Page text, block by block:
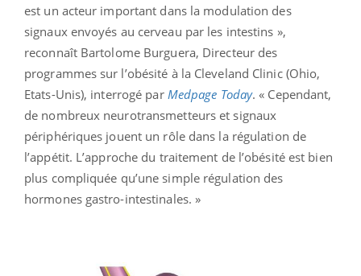
est un acteur important dans la modulation des
signaux envoyés au cerveau par les intestins »,
reconnaît Bartolome Burguera, Directeur des
programmes sur l’obésité à la Cleveland Clinic (Ohio,
Etats-Unis), interrogé par Medpage Today. « Cependant,
de nombreux neurotransmetteurs et signaux
périphériques jouent un rôle dans la régulation de
l’appétit. L’approche du traitement de l’obésité est bien
plus compliquée qu’une simple régulation des
hormones gastro-intestinales. »